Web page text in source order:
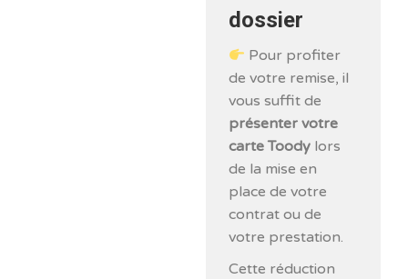
dossier
Pour profiter
de votre remise, il
vous suffit de
présenter votre
carte Toody lors
de la mise en
place de votre
contrat ou de
votre prestation.
Cette réduction